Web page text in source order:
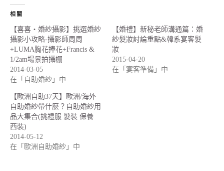
相關
【喜喜‧婚紗攝影】挑選婚紗
攝影小攻略-攝影師周周
+LUMA胸花捧花+Francis &
1/2am場景拍攝棚
2014-03-05
在「自助婚紗」中
【婚禮】新秘老師溝通篇：婚
紗髮妝討論重點&韓系宴客髮
妝
2015-04-20
在「宴客準備」中
【歐洲自助37天】歐洲/海外
自助婚紗帶什麼？自助婚紗用
品大集合(挑禮服 髮裝 保養
西裝)
2014-05-12
在「歐洲自助婚紗」中